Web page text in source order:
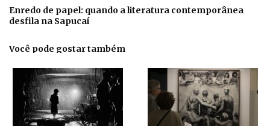
Enredo de papel: quando a literatura contemporânea
desfila na Sapucaí
Você pode gostar também